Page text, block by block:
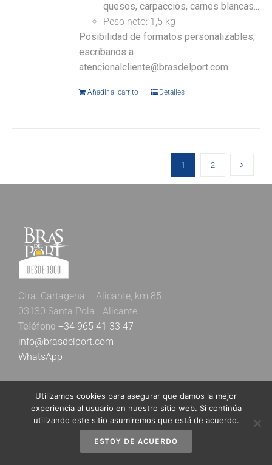
quesos, carpaccios, carnes blancas...
Peso neto: 1,5 kg
Posibilidad de formatos personalizables,
escríbanos a
atencionalcliente@brasdelport.com
Añadir al carrito Detalles
1 2
Ctra. Cartagena – Alicante, km 85
03130 Santa Pola - Alicante
Teléfono +34 965 41 33 47
info@brasdelport.com
WhatsApp
Newsletter Bras del Port
Utilizamos cookies para asegurar que damos la mejor
experiencia al usuario en nuestro sitio web. Si continúa
utilizando este sitio asumiremos que está de acuerdo.
ESTOY DE ACUERDO